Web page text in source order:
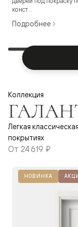
конст...
Подробнее
Коллекция
Легкая
покрытиях
От 24 619 ₽
НОВИНКА